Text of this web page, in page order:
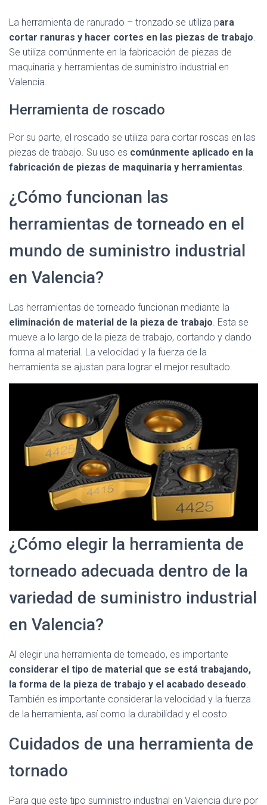
La herramienta de ranurado – tronzado se utiliza para
cortar ranuras y hacer cortes en las piezas de trabajo.
Se utiliza comúnmente en la fabricación de piezas de
maquinaria y herramientas de suministro industrial en
Valencia.
Herramienta de roscado
Por su parte, el roscado se utiliza para cortar roscas en las
piezas de trabajo. Su uso es comúnmente aplicado en la
fabricación de piezas de maquinaria y herramientas.
¿Cómo funcionan las
herramientas de torneado en el
mundo de suministro industrial
en Valencia?
Las herramientas de torneado funcionan mediante la
eliminación de material de la pieza de trabajo. Esta se
mueve a lo largo de la pieza de trabajo, cortando y dando
forma al material. La velocidad y la fuerza de la
herramienta se ajustan para lograr el mejor resultado.
¿Cómo elegir la herramienta de
torneado adecuada dentro de la
variedad de suministro industrial
en Valencia?
Al elegir una herramienta de torneado, es importante
considerar el tipo de material que se está trabajando,
la forma de la pieza de trabajo y el acabado deseado.
También es importante considerar la velocidad y la fuerza
de la herramienta, así como la durabilidad y el costo.
Cuidados de una herramienta de
tornado
Para que este tipo suministro industrial en Valencia dure por